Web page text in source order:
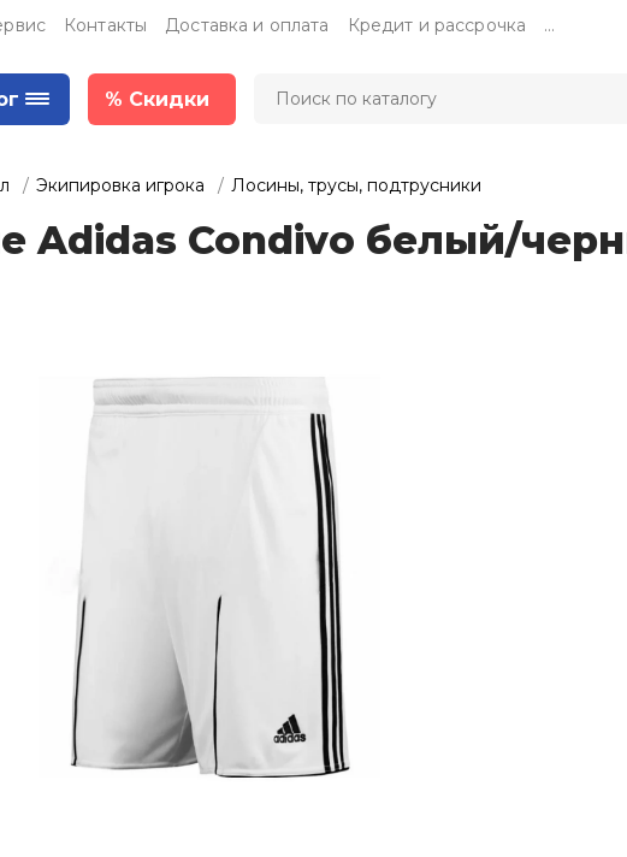
Контакты Доставка и оплата Кредит и рассрочка ...
% Скидки
Экипировка игрока Лосины, трусы, подтрусники
Adidas Condivo белый/